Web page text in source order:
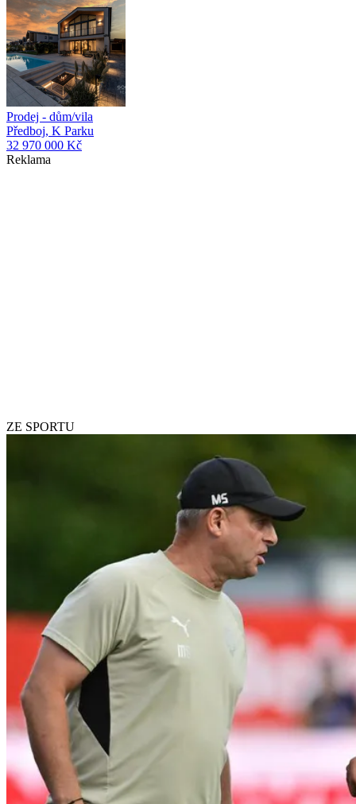
Prodej - dům/vila
Předboj, K Parku
32 970 000 Kč
Reklama
ZE SPORTU